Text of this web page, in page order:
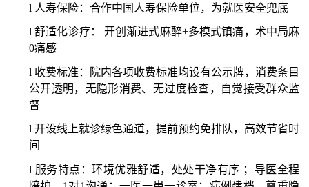
l 人寿保险：合作中国人寿保险单位，为就医安全兜底
l舒适化诊疗： 开创渐进式麻醉+多模式镇痛，术中局麻
0痛感
l 收费标准：
院内各项收费标准均设有公示牌，消费条目
公开透明，无隐形消费、无过度检查，自觉接受群众监
督
l 开设线上就诊绿色通道， 提前预约免排队 ，高效节省时
间
l 服务特点： 环境优雅舒适，处处干净有序 ；导医全程